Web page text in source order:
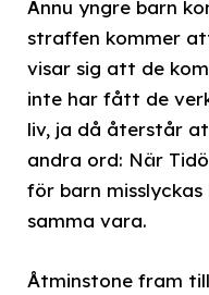
Ännu yngre barn
straffen kommer
visar sig att de
inte har fått de
liv, ja då återstår
andra ord: När
för barn
samma vara.
Åtminstone fram